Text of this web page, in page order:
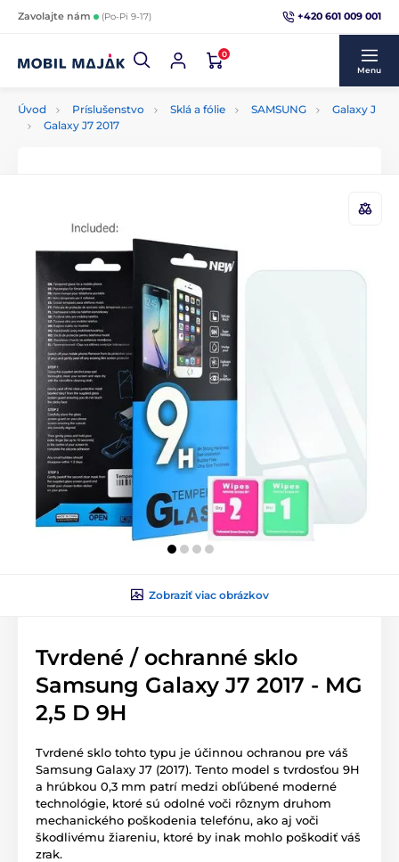
Zavolajte nám (Po-Pi 9-17) +420 601 009 001
0
Menu
Úvod Príslušenstvo Sklá a fólie SAMSUNG
Galaxy J
Galaxy J7 2017
Zobraziť viac obrázkov
Tvrdené / ochranné sklo
Samsung Galaxy J7 2017 - MG
2,5 D 9H
Tvrdené sklo tohto typu je účinnou ochranou pre váš
Samsung Galaxy J7 (2017). Tento model s tvrdosťou 9H
a hrúbkou 0,3 mm patrí medzi obľúbené moderné
technológie, ktoré sú odolné voči rôznym druhom
mechanického poškodenia telefónu, ako aj voči
škodlivému žiareniu, ktoré by inak mohlo poškodiť váš
zrak.